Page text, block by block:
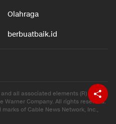
Olahraga
berbuatbaik.id
all associated elements (R) and ©
Warner Company. All rights reserved.
of Cable News Network, Inc.,